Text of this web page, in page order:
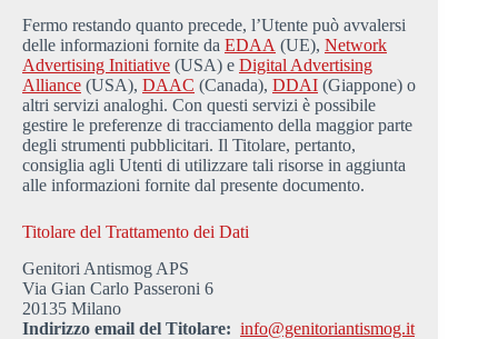
Fermo restando quanto precede, l’Utente può avvalersi
delle informazioni fornite da EDAA (UE), Network
Advertising Initiative (USA) e Digital Advertising
Alliance (USA), DAAC (Canada), DDAI (Giappone) o
altri servizi analoghi. Con questi servizi è possibile
gestire le preferenze di tracciamento della maggior parte
degli strumenti pubblicitari. Il Titolare, pertanto,
consiglia agli Utenti di utilizzare tali risorse in aggiunta
alle informazioni fornite dal presente documento.
Titolare del Trattamento dei Dati
Genitori Antismog APS
Via Gian Carlo Passeroni 6
20135 Milano
Indirizzo email del Titolare: info@genitoriantismog.it